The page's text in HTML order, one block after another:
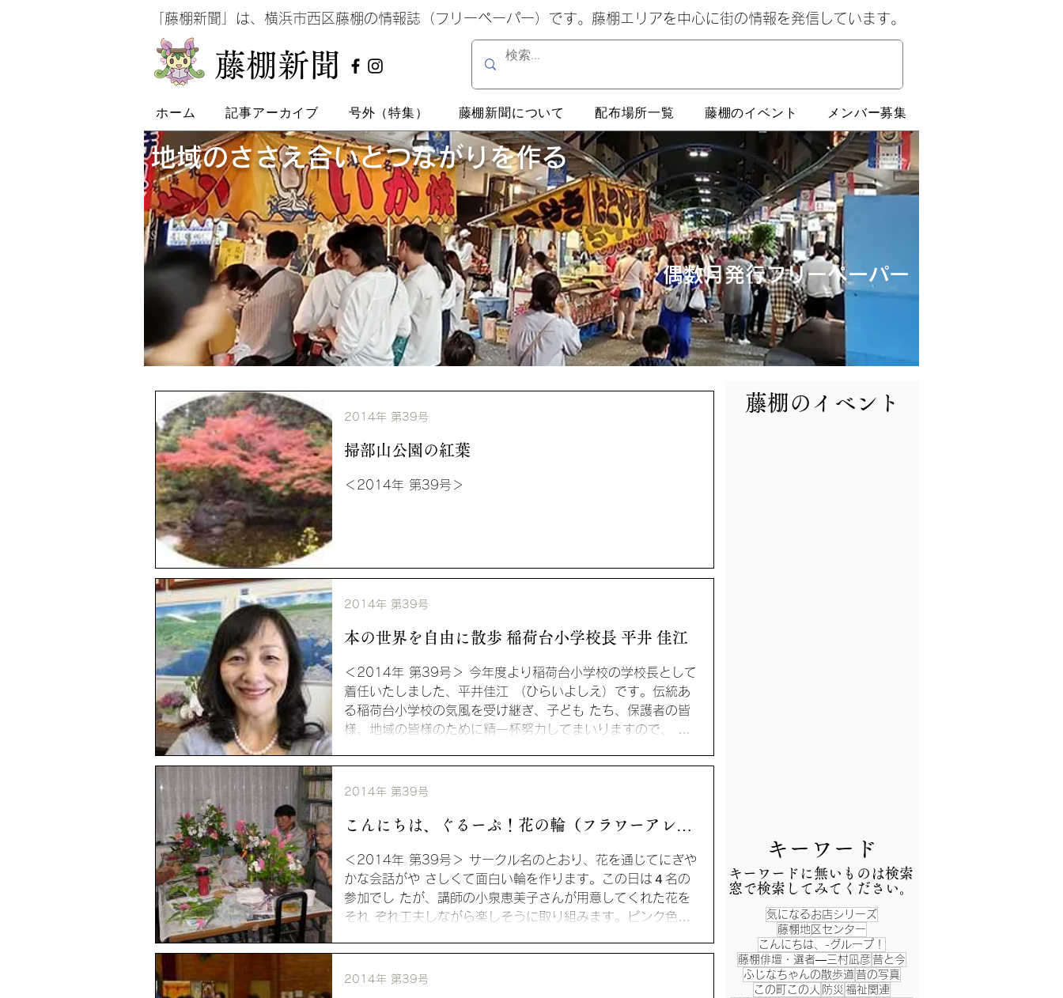
「藤棚新聞」は、横浜市西区藤棚の情報誌（フリーペーパー）です。藤棚エリアを中心に街の情報を発信しています。
​藤棚新聞
ホーム 記事アーカイブ 号外（特集） 藤棚新聞について 配布場所一覧 藤棚のイベント メンバー募集
偶数月発行​フリーペーパー
地域のささえ合いとつながりを作る
掃部山公園の紅葉
＜2014年 第39号＞
2014年 第39号
本の世界を自由に散歩 稲荷台小学校長 平井 佳江
＜2014年 第39号＞ 今年度より稲荷台小学校の学校長として
着任いたしました、平井佳江 （ひらいよしえ）です。伝統あ
る稲荷台小学校の気風を受け継ぎ、子ども たち、保護者の皆
様、地域の皆様のために精一杯努力してまいりますので、 ど
2014年 第39号
こんにちは、ぐるーぷ！花の輪（フラワーアレン
ジメント）
＜2014年 第39号＞ サークル名のとおり、花を通じてにぎや
かな会話がや さしくて面白い輪を作ります。この日は４名の
参加でし たが、講師の小泉恵美子さんが用意してくれた花を
それ ぞれ工夫しながら楽しそうに取り組みます。ピンク色
2014年 第39号
2014年 第39号
​藤棚のイベント
​キーワード
​キーワードに無いものは検索
窓で検索してみてください。
気になるお店シリーズ
藤棚地区センター
こんにちは、-グループ！
藤棚俳壇・選者―三村凪彦 昔と今
ふじなちゃんの散歩道 昔の写真
この町この人 防災 福祉関連